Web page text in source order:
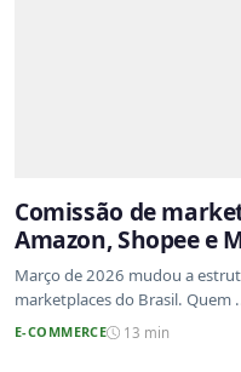
Comissão de
Amazon, Shopee e
atualizadas
Março de 2026 mudou a
marketplaces do Brasil. Quem
E-COMMERCE 13 min